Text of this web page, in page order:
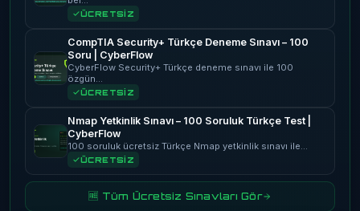
ÜCRETSİZ
CompTIA Security+ Türkçe Deneme Sınavı – 100
Soru | CyberFlow
CyberFlow Security+ Türkçe deneme sınavı ile 100
özgün…
ÜCRETSİZ
Nmap Yetkinlik Sınavı – 100 Soruluk Türkçe Test |
CyberFlow
100 soruluk ücretsiz Türkçe Nmap yetkinlik sınavı ile…
ÜCRETSİZ
🆓 Tüm Ücretsiz Sınavları Gör